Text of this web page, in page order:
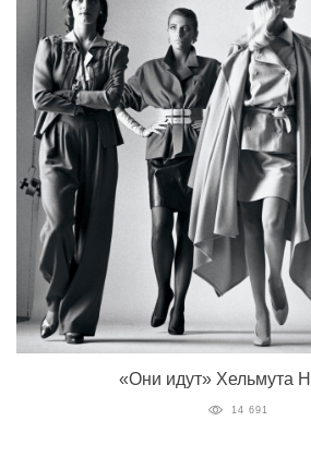
«Они идут» Хельмута
14 691